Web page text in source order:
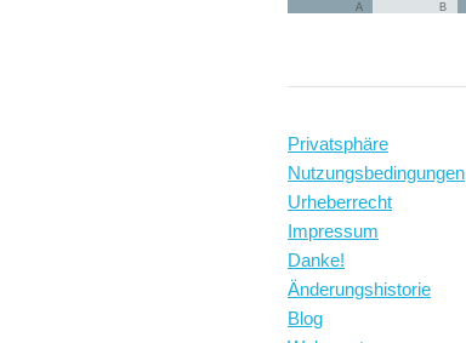
A B
Privatsphäre
Nutzungsbedingungen
Urheberrecht
Impressum
Danke!
Änderungshistorie
Blog